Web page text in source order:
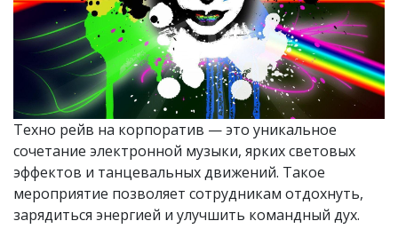
Техно рейв на корпоратив — это уникальное
сочетание электронной музыки, ярких световых
эффектов и танцевальных движений. Такое
мероприятие позволяет сотрудникам отдохнуть,
зарядиться энергией и улучшить командный дух.